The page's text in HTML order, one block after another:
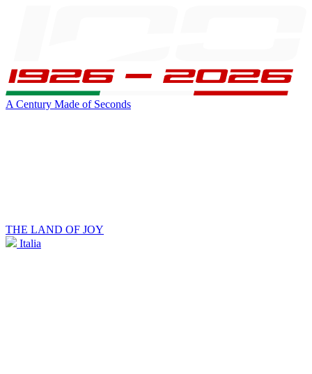
A Century Made of Seconds
THE LAND OF JOY
Italia